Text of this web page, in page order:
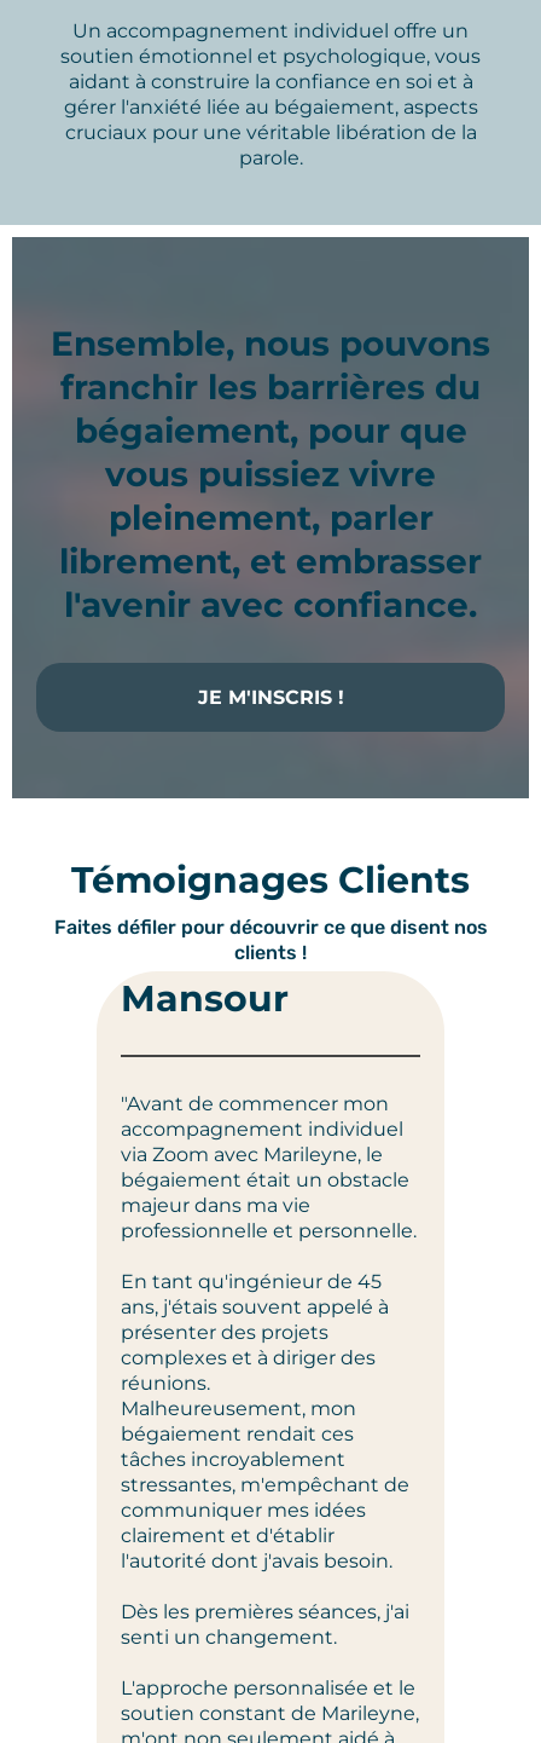
Un accompagnement individuel offre un
soutien émotionnel et psychologique, vous
aidant à construire la confiance en soi et à
gérer l'anxiété liée au bégaiement, aspects
cruciaux pour une véritable libération de la
parole.
Ensemble, nous pouvons
franchir les barrières du
bégaiement, pour que
vous puissiez vivre
pleinement, parler
librement, et embrasser
l'avenir avec confiance.
JE M'INSCRIS !
Témoignages Clients
Faites défiler pour découvrir ce que disent nos
clients !
Mansour
"Avant de commencer mon
accompagnement individuel
via Zoom avec Marileyne, le
bégaiement était un obstacle
majeur dans ma vie
professionnelle et personnelle.
En tant qu'ingénieur de 45
ans, j'étais souvent appelé à
présenter des projets
complexes et à diriger des
réunions.
Malheureusement, mon
bégaiement rendait ces
tâches incroyablement
stressantes, m'empêchant de
communiquer mes idées
clairement et d'établir
l'autorité dont j'avais besoin.
Dès les premières séances, j'ai
senti un changement.
L'approche personnalisée et le
soutien constant de Marileyne,
m'ont non seulement aidé à